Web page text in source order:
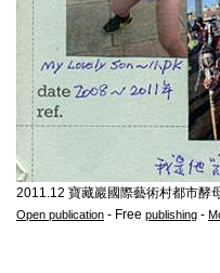
2011.12 寶藏巖國際藝術村都市酵
Open publication - Free publishing -